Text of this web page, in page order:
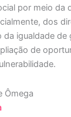
por meio da
dos
igualdade de
de
Ômega